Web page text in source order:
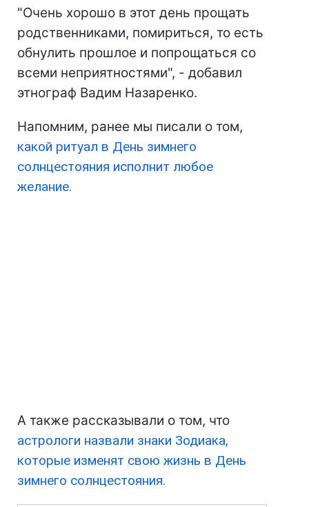
"Очень хорошо в этот день прощать
родственниками, помириться, то есть
обнулить прошлое и попрощаться со
всеми неприятностями", - добавил
этнограф Вадим Назаренко.
Напомним, ранее мы писали о том,
какой ритуал в День зимнего
солнцестояния исполнит любое
желание.
А также рассказывали о том, что
астрологи назвали знаки Зодиака,
которые изменят свою жизнь в День
зимнего солнцестояния.